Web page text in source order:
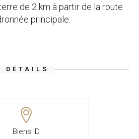
de 2 km à partir de la route
principale.
DÉTAILS
Biens ID